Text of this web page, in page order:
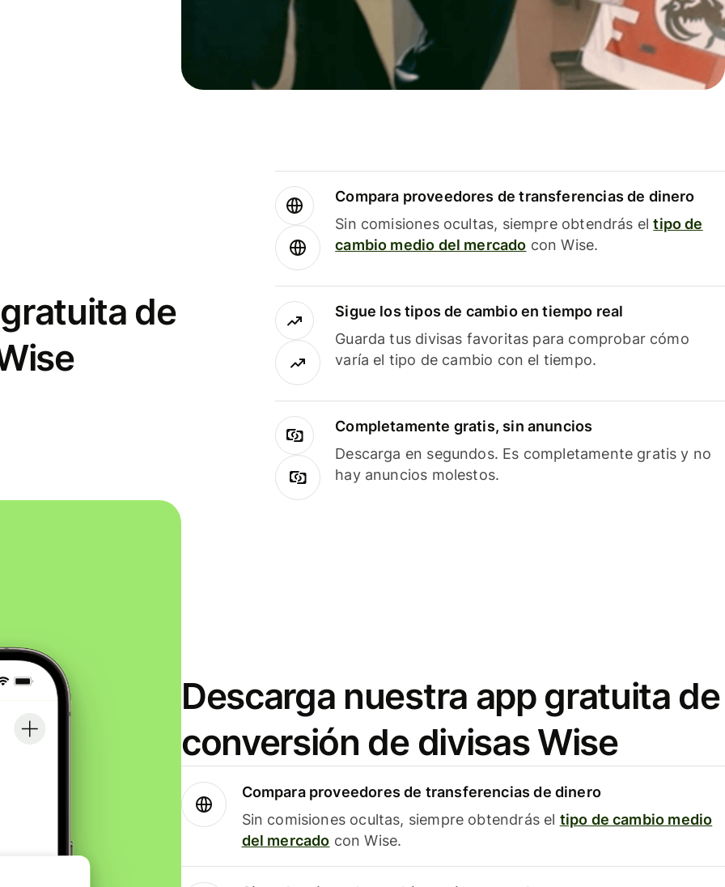
de
Compara proveedores de transferencias de dinero
Sin comisiones ocultas, siempre obtendrás eltipo de
cambio medio del mercado con Wise.
Sigue los tipos de cambio en tiempo real
Guarda tus divisas favoritas para comprobar cómo
varía el tipo de cambio con el tiempo.
Completamente gratis, sin anuncios
Descarga en segundos. Es completamente gratis y no
hay anuncios molestos.
Descarga nuestra app gratuita de
conversión de divisas Wise
Compara proveedores de transferencias de dinero
Sin comisiones ocultas, siempre obtendrás el tipo de cambio medio
del mercado con Wise.